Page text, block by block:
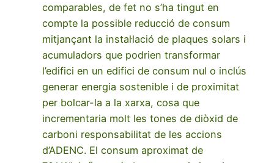
comparables, de fet no s’ha tingut en
compte la possible reducció de consum
mitjançant la instal·lació de plaques solars i
acumuladors que podrien transformar
l’edifici en un edifici de consum nul o inclús
generar energia sostenible i de proximitat
per bolcar-la a la xarxa, cosa que
incrementaria molt les tones de diòxid de
carboni responsabilitat de les accions
d’ADENC. El consum aproximat de